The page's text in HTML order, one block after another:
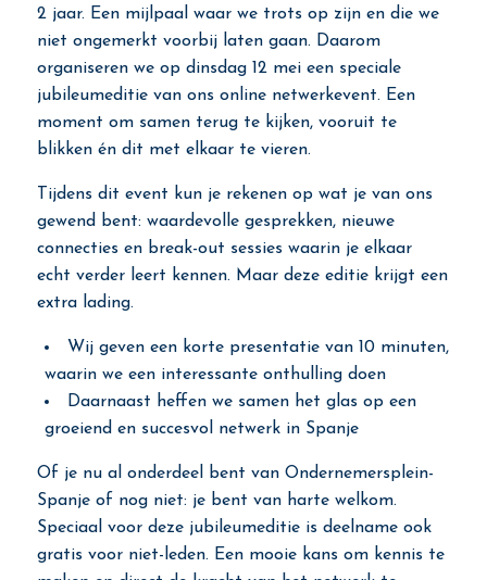
2 jaar. Een mijlpaal waar we trots op zijn en die we
niet ongemerkt voorbij laten gaan. Daarom
organiseren we op dinsdag 12 mei een speciale
jubileumeditie van ons online netwerkevent. Een
moment om samen terug te kijken, vooruit te
blikken én dit met elkaar te vieren.
Tijdens dit event kun je rekenen op wat je van ons
gewend bent: waardevolle gesprekken, nieuwe
connecties en break-out sessies waarin je elkaar
echt verder leert kennen. Maar deze editie krijgt een
extra lading.
Wij geven een korte presentatie van 10 minuten,
waarin we een interessante onthulling doen
Daarnaast heffen we samen het glas op een
groeiend en succesvol netwerk in Spanje
Of je nu al onderdeel bent van Ondernemersplein-
Spanje of nog niet: je bent van harte welkom.
Speciaal voor deze jubileumeditie is deelname ook
gratis voor niet-leden. Een mooie kans om kennis te